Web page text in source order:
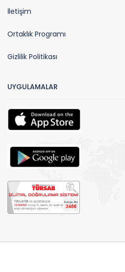
İletişim
Ortaklık Programı
Gizlilik Politikası
UYGULAMALAR